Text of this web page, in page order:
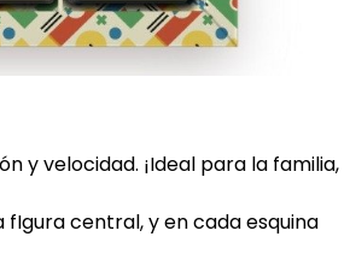
y velocidad. ¡Ideal para la familia,
central, y en cada esquina